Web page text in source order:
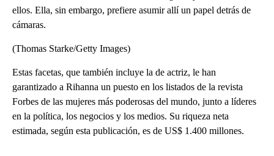
ellos. Ella, sin embargo, prefiere asumir allí un papel detrás de
cámaras.
(Thomas Starke/Getty Images)
Estas facetas, que también incluye la de actriz, le han
garantizado a Rihanna un puesto en los listados de la revista
Forbes de las mujeres más poderosas del mundo, junto a líderes
en la política, los negocios y los medios. Su riqueza neta
estimada, según esta publicación, es de US$ 1.400 millones.